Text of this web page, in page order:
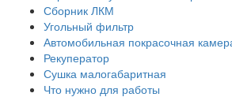
Сборник ЛКМ
Угольный фильтр
Автомобильная покрасочная
Рекуператор
Сушка малогабаритная
Что нужно для работы